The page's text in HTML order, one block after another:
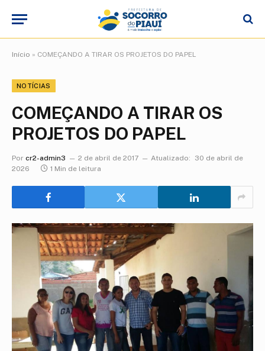
Início » COMEÇANDO A TIRAR OS PROJETOS DO PAPEL
NOTÍCIAS
COMEÇANDO A TIRAR OS
PROJETOS DO PAPEL
Por cr2-admin3 2 de abril de 2017 Atualizado:
30 de abril de
2026
1 Min de leitura